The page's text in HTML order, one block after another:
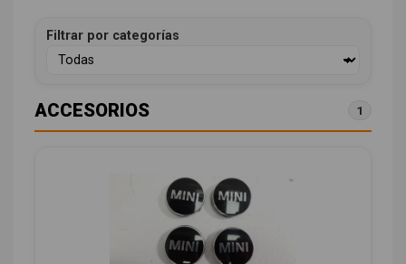
Filtrar por categorías
ACCESORIOS 1